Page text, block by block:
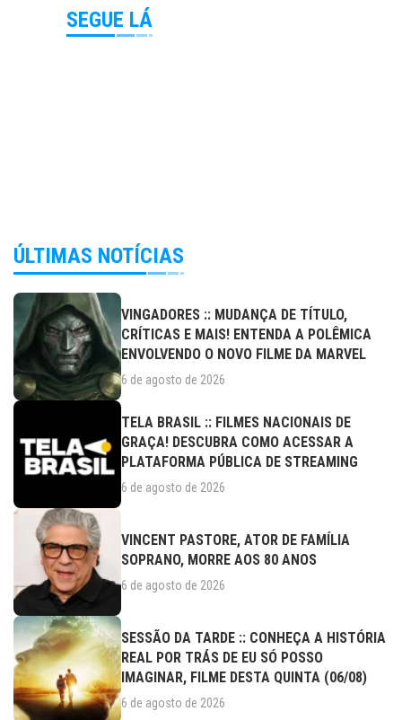
SEGUE LÁ
ÚLTIMAS NOTÍCIAS
VINGADORES :: MUDANÇA DE TÍTULO,
CRÍTICAS E MAIS! ENTENDA A POLÊMICA
ENVOLVENDO O NOVO FILME DA MARVEL
6 de agosto de 2026
TELA BRASIL :: FILMES NACIONAIS DE
GRAÇA! DESCUBRA COMO ACESSAR A
PLATAFORMA PÚBLICA DE STREAMING
6 de agosto de 2026
VINCENT PASTORE, ATOR DE FAMÍLIA
SOPRANO, MORRE AOS 80 ANOS
6 de agosto de 2026
SESSÃO DA TARDE :: CONHEÇA A HISTÓRIA
REAL POR TRÁS DE EU SÓ POSSO
IMAGINAR, FILME DESTA QUINTA (06/08)
6 de agosto de 2026